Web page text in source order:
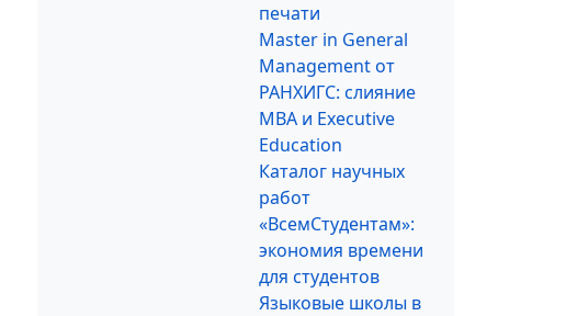
печати
Master in General
Management от
РАНХИГС: слияние
MBA и Executive
Education
Каталог научных
работ
«ВсемСтудентам»:
экономия времени
для студентов
Языковые школы в